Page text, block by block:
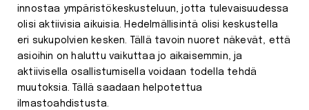
innostaa ympäristökeskusteluun, jotta tulevaisuudessa
olisi aktiivisia aikuisia. Hedelmällisintä olisi keskustella
eri sukupolvien kesken. Tällä tavoin nuoret näkevät, että
asioihin on haluttu vaikuttaa jo aikaisemmin, ja
aktiivisella osallistumisella voidaan todella tehdä
muutoksia. Tällä saadaan helpotettua
ilmastoahdistusta.